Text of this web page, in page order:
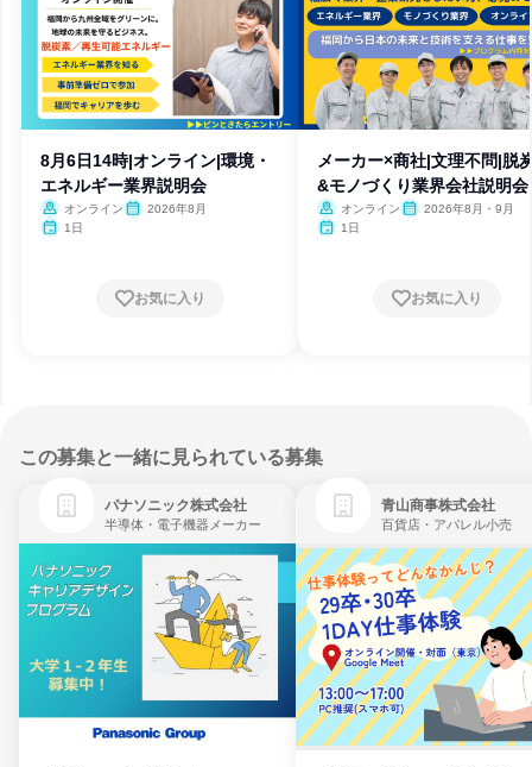
8月6日14時|オンライン|環境・
エネルギー業界説明会
オンライン
2026年8月
1日
お気に入り
メーカー×商社|文理不問|脱
&モノづくり業界会社説明会
オンライン
2026年8月・9月
1日
お気に入り
この募集と一緒に見られている募集
パナソニック株式会社
半導体・電子機器メーカー
青山商事株式会社
百貨店・アパレル小売